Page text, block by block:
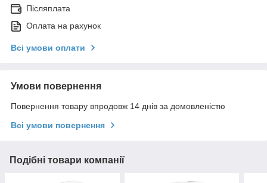
Післяплата
Оплата на рахунок
Всі умови оплати
Умови повернення
Повернення товару впродовж 14 днів за домовленістю
Всі умови повернення
Подібні товари компанії